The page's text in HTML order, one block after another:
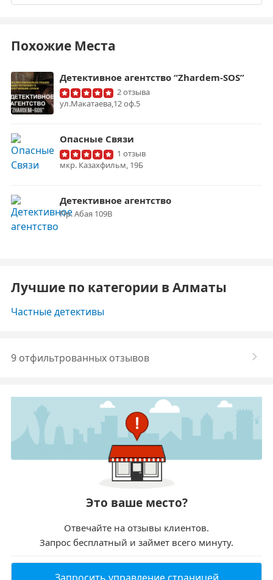
Похожие Места
Детективное агентство “Zhardem-SOS”
2 отзыва
ул.Макатаева,12 оф.5
Опасные Связи
1 отзыв
​мкр. Казахфильм, 19Б
Детективное агентство
Пр. Абая 109В
Лучшие по категории в Алматы
Частные детективы
9 отфильтрованных отзывов
Это ваше место?
Отвечайте на отзывы клиентов.
Запрос бесплатный и займет всего минуту.